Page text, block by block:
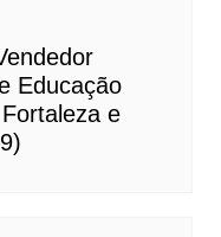
Educação
e